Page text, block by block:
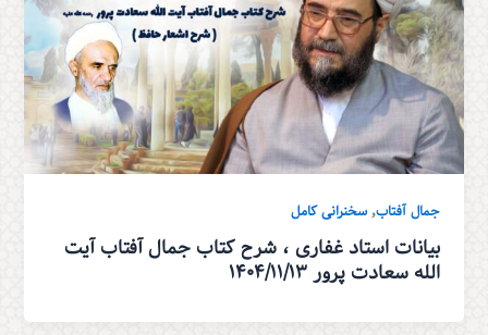
جمال آفتاب,سخنرانی کامل
بیانات استاد غفاری ، شرح کتاب جمال آفتاب آیت
الله سعادت پرور 1404/11/13